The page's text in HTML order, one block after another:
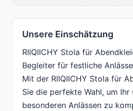
Unsere Einschätzung
RIIQIICHY Stola für
Begleiter für festliche Anlässe
Mit der RIIQIICHY Stola für
Sie die perfekte Wahl, um
besonderen Anlässen zu